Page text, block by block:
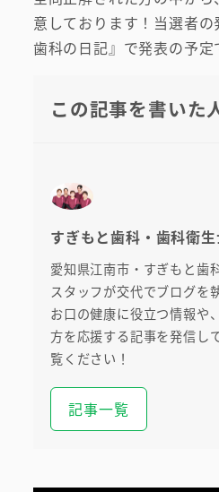
意しております！当選者
歯科の日記』で発表の予定
この記事を書いた
すぎもと歯科・歯科衛
愛知県江南市・すぎもと歯
スタッフが交代でブログを
お口の健康に役立つ情報や
方を応援する記事を発信し
覧ください！
記事一覧